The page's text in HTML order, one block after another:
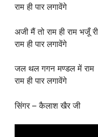
राम ही पार लगावेंगे
अजी मैं तो राम ही राम भजूँ
राम ही पार लगावेंगे
जल थल गगन मण्डल में राम
राम ही पार लगावेंगे
सिंगर – कैलाश खैर जी